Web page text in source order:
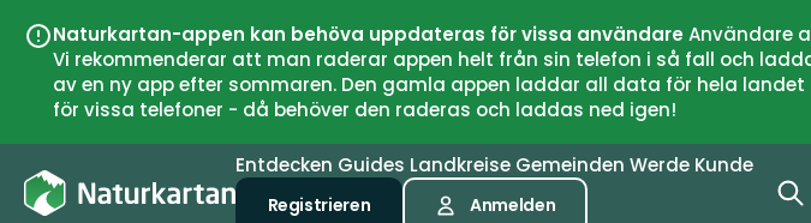
Naturkartan-appen kan behöva uppdateras för vissa användareAnvändare
Vi rekommenderar att man raderar appen helt från sin telefon i så fall och
av en ny app efter sommaren. Den gamla appen laddar all data för hela
för vissa telefoner - då behöver den raderas och laddas ned igen!
Entdecken Guides Landkreise Gemeinden Werde Kunde
Registrieren Anmelden